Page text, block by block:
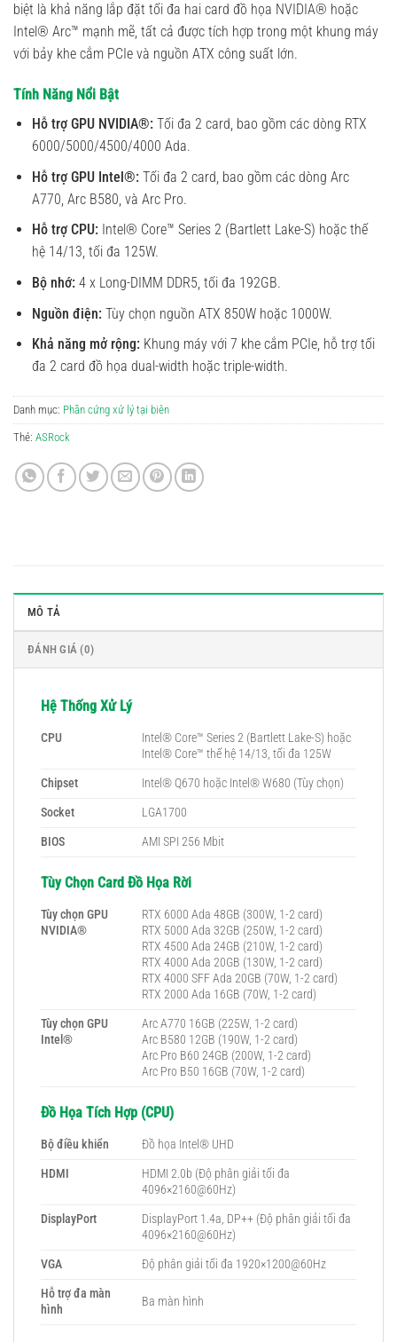
biệt là khả năng lắp đặt tối đa hai card đồ họa NVIDIA® hoặc
Intel® Arc™ mạnh mẽ, tất cả được tích hợp trong một khung máy
với bảy khe cắm PCIe và nguồn ATX công suất lớn.
Tính Năng Nổi Bật
Hỗ trợ GPU NVIDIA®: Tối đa 2 card, bao gồm các dòng RTX
6000/5000/4500/4000 Ada.
Hỗ trợ GPU Intel®: Tối đa 2 card, bao gồm các dòng Arc
A770, Arc B580, và Arc Pro.
Hỗ trợ CPU: Intel® Core™ Series 2 (Bartlett Lake-S) hoặc thế
hệ 14/13, tối đa 125W.
Bộ nhớ: 4 x Long-DIMM DDR5, tối đa 192GB.
Nguồn điện: Tùy chọn nguồn ATX 850W hoặc 1000W.
Khả năng mở rộng: Khung máy với 7 khe cắm PCIe, hỗ trợ tối
đa 2 card đồ họa dual-width hoặc triple-width.
Danh mục: Phần cứng xử lý tại biên
Thẻ: ASRock
MÔ TẢ
ĐÁNH GIÁ (0)
Hệ Thống Xử Lý
CPU
Intel® Core™ Series 2 (Bartlett Lake-S) hoặc
Intel® Core™ thế hệ 14/13, tối đa 125W
Chipset
Intel® Q670 hoặc Intel® W680 (Tùy chọn)
Socket
LGA1700
BIOS
AMI SPI 256 Mbit
Tùy Chọn Card Đồ Họa Rời
Tùy chọn GPU
NVIDIA®
RTX 6000 Ada 48GB (300W, 1-2 card)
RTX 5000 Ada 32GB (250W, 1-2 card)
RTX 4500 Ada 24GB (210W, 1-2 card)
RTX 4000 Ada 20GB (130W, 1-2 card)
RTX 4000 SFF Ada 20GB (70W, 1-2 card)
RTX 2000 Ada 16GB (70W, 1-2 card)
Tùy chọn GPU
Intel®
Arc A770 16GB (225W, 1-2 card)
Arc B580 12GB (190W, 1-2 card)
Arc Pro B60 24GB (200W, 1-2 card)
Arc Pro B50 16GB (70W, 1-2 card)
Đồ Họa Tích Hợp (CPU)
Bộ điều khiển
Đồ họa Intel® UHD
HDMI
HDMI 2.0b (Độ phân giải tối đa
4096×2160@60Hz)
DisplayPort
DisplayPort 1.4a, DP++ (Độ phân giải tối đa
4096×2160@60Hz)
VGA
Độ phân giải tối đa 1920×1200@60Hz
Hỗ trợ đa màn
hình
Ba màn hình